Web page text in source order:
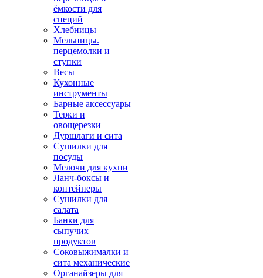
ёмкости для
специй
Хлебницы
Мельницы.
перцемолки и
ступки
Весы
Кухонные
инструменты
Барные аксессуары
Терки и
овощерезки
Дуршлаги и сита
Сушилки для
посуды
Мелочи для кухни
Ланч-боксы и
контейнеры
Сушилки для
салата
Банки для
сыпучих
продуктов
Соковыжималки и
сита механические
Органайзеры для